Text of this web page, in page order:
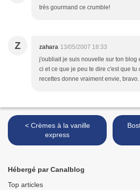
très gourmand ce crumble!
Z zahara 13/05/2007 18:33
j'oubliait je suis nouvelle sur ton blog
ci et ce que je peu te dire c'est que tu
recettes donne vraiment envie, bravo.
< Crèmes à la vanille
express
Hébergé par Canalblog
Top articles